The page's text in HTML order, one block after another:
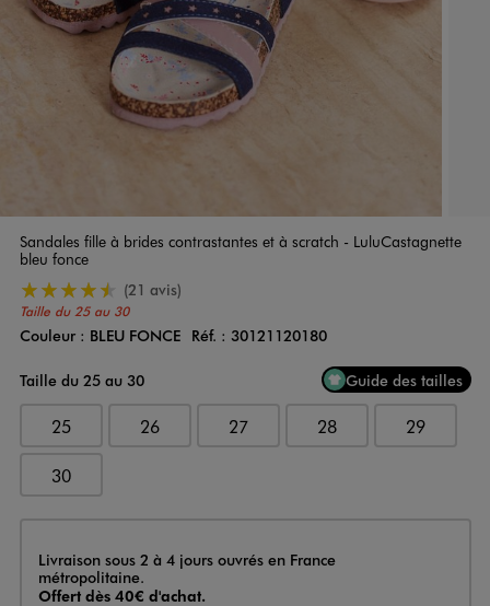
Sandales fille à brides contrastantes et à scratch - LuluCastagnette
bleu fonce
Taille du 25 au 30
4.5/5 de moyenne
(21 avis)
Couleur
Couleur : BLEU FONCE Réf. : 30121120180
Taille du 25 au 30
Guide des tailles
25 26 27 28 29
30
Livraison
Livraison sous 2 à 4 jours ouvrés en France
métropolitaine.
Offert dès 40€ d'achat.